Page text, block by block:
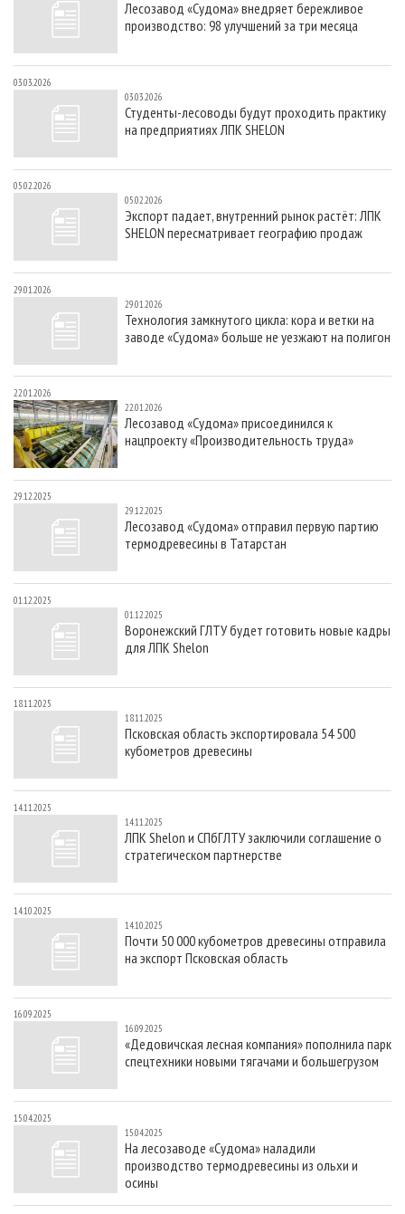
СУШКА ДРЕВЕСИНЫ
ПРОИЗВОДСТВО ДРЕВЕСНЫХ ПЛИТ
ДЕРЕВЯННОЕ ДОМОСТРОЕНИЕ
ПРОИЗВОДСТВО МЕБЕЛИ
БИОЭНЕРГЕТИКА
ЦБП
ИНСТРУМЕНТ И МАТЕРИАЛЫ
ПЕРСОНЫ
МОБИЛЬНЫЕ ВЫСТАВКИ
ПРИОРИТЕТНЫЕ ИНВЕСТПРОЕКТЫ
RUSSIAN FORESTRY REVIEW
ГАЗЕТА ЛЕСПРОМФОРУМ
БИБЛИОТЕКА СПЕЦИАЛИСТА
КОНТАКТЫ
РЕКЛАМА
Лесозавод «Судома» внедряет бережливое
производство: 98 улучшений за три месяца
03.03.2026
03.03.2026
Студенты-лесоводы будут проходить практику
на предприятиях ЛПК SHELON
05.02.2026
05.02.2026
Экспорт падает, внутренний рынок растёт: ЛПК
SHELON пересматривает географию продаж
29.01.2026
29.01.2026
Технология замкнутого цикла: кора и ветки на
заводе «Судома» больше не уезжают на полигон
22.01.2026
22.01.2026
Лесозавод «Судома» присоединился к
нацпроекту «Производительность труда»
29.12.2025
29.12.2025
Лесозавод «Судома» отправил первую партию
термодревесины в Татарстан
01.12.2025
01.12.2025
Воронежский ГЛТУ будет готовить новые кадры
для ЛПК Shelon
18.11.2025
18.11.2025
Псковская область экспортировала 54 500
кубометров древесины
14.11.2025
14.11.2025
ЛПК Shelon и СПбГЛТУ заключили соглашение о
стратегическом партнерстве
14.10.2025
14.10.2025
Почти 50 000 кубометров древесины отправила
на экспорт Псковская область
16.09.2025
16.09.2025
«Дедовичская лесная компания» пополнила парк
спецтехники новыми тягачами и большегрузом
15.04.2025
15.04.2025
На лесозаводе «Судома» наладили
производство термодревесины из ольхи и
осины